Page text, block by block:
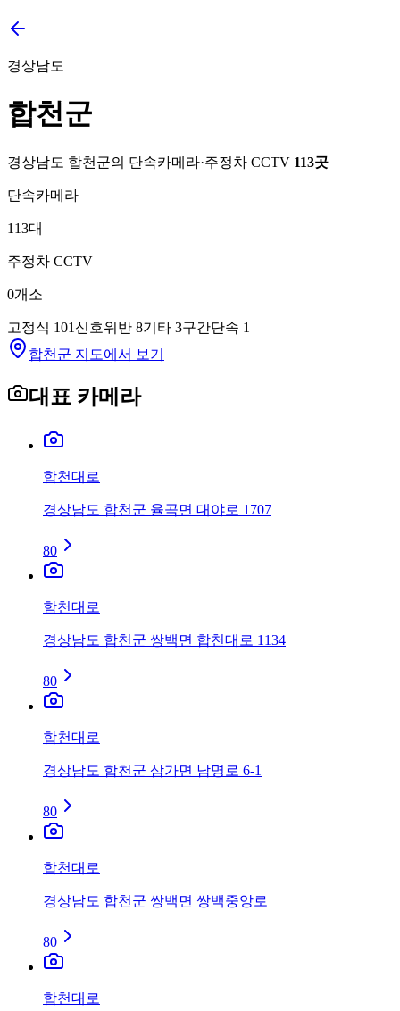
경상남도
합천군
경상남도 합천군의 단속카메라·주정차 CCTV 113곳
단속카메라
113대
주정차 CCTV
0개소
고정식 101 신호위반 8기타 3구간단속 1
합천군 지도에서 보기
대표 카메라
합천대로
경상남도 합천군 율곡면 대야로 1707
80
함천대로
경상남도 합천군 쌍백면 합천대로 1134
80
합천대로
경상남도 합천군 삼가면 남명로 6-1
80
합천대로
경상남도 합천군 쌍백면 쌍백중앙로
80
합천대로